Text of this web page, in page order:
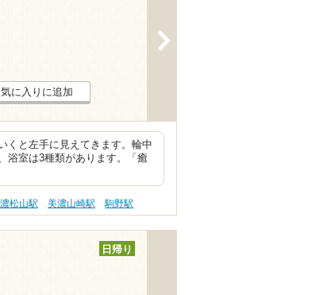
に入りに追加
くと左手に見えてきます。輪中
浴室は3種類があります。「癒
松山駅 美濃山崎駅 駒野駅
日帰り